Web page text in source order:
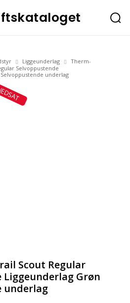
Liggeunderlag
Therm-
Selvoppustende
underlag
Scout Regular
Liggeunderlag Grøn
underlag